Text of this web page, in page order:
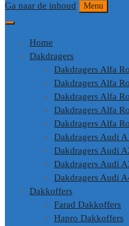
Ga naar de inhoud
Menu
Home
Dakdragers
Dakdragers Alfa
Dakdragers Alfa
Dakdragers Alfa
Dakdragers Alfa
Dakdragers Alfa
Dakdragers Audi
Dakdragers Audi
Dakdragers Audi
Dakdragers Audi
Dakkoffers
Farad Dakkoffers
Hapro Dakkoffers